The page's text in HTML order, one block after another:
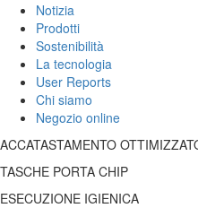
Notizia
Prodotti
Sostenibilità
La tecnologia
User Reports
Chi siamo
Negozio online
ACCATASTAMENTO
TASCHE PORTA CHIP
ESECUZIONE IGIENICA